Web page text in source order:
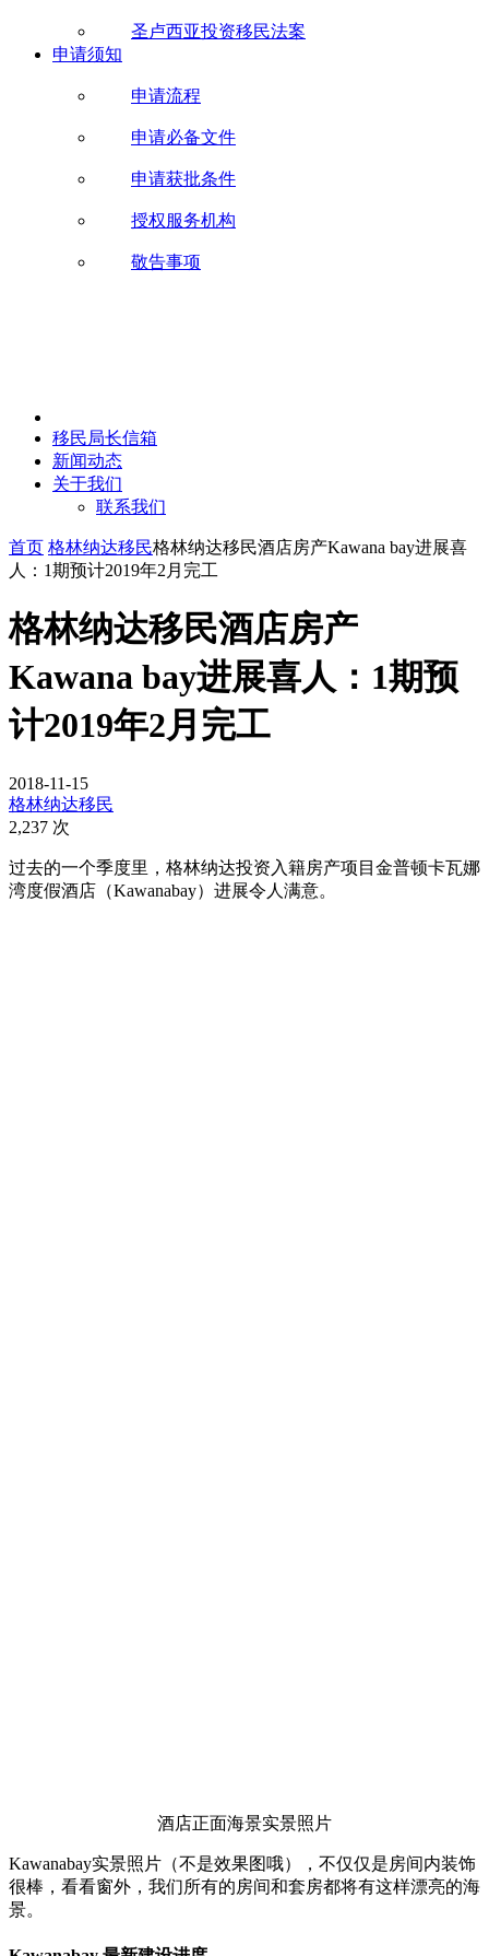
圣卢西亚投资移民法案
申请须知
申请流程
申请必备文件
申请获批条件
授权服务机构
敬告事项
移民局长信箱
新闻动态
关于我们
联系我们
首页 格林纳达移民格林纳达移民酒店房产Kawana bay进展喜
人：1期预计2019年2月完工
格林纳达移民酒店房产
Kawana bay进展喜人：1期预
计2019年2月完工
2018-11-15
格林纳达移民
2,237 次
过去的一个季度里，格林纳达投资入籍房产项目金普顿卡瓦娜
湾度假酒店（Kawanabay）进展令人满意。
酒店正面海景实景照片
Kawanabay实景照片（不是效果图哦），不仅仅是房间内装饰
很棒，看看窗外，我们所有的房间和套房都将有这样漂亮的海
景。